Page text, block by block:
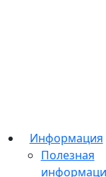
Информация
Полезная